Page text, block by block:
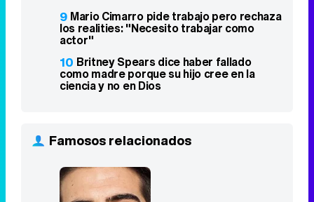
9 Mario Cimarro pide trabajo pero rechaza
los realities: "Necesito trabajar como
actor"
10 Britney Spears dice haber fallado
como madre porque su hijo cree en la
ciencia y no en Dios
Famosos relacionados